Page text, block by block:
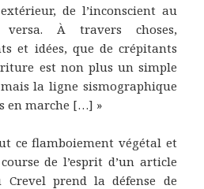
de l’inconscient au
À travers choses,
et idées, que de crépitants
est non plus un simple
mais la ligne sismographique
en marche […] »
ce flamboiement végétal et
de l’esprit d’un article
prend la défense de